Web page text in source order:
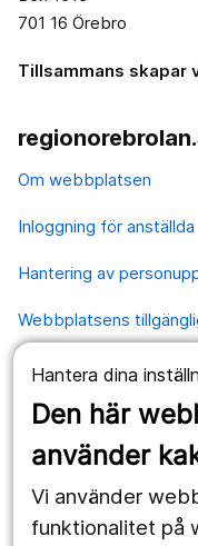
Hantera dina
Den här
använder
Vi använder
funktionalitet på
701 16 Örebro
Tillsammans
Om webbplatsen
Inloggning för anställda
Hantering av
Webbplatsens
Våra
1177.se
Region Örebro län